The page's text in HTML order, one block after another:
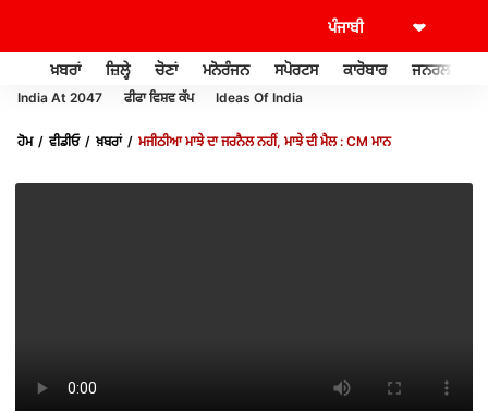
ਖ਼ਬਰਾਂ ਜ਼ਿਲ੍ਹੇ ਚੋਣਾਂ ਮਨੋਰੰਜਨ ਸਪੋਰਟਸ ਕਾਰੋਬਾਰ ਜਨਰਲ ਨੌਲਜ
India At 2047 ਫੀਫਾ ਵਿਸ਼ਵ ਕੱਪ Ideas Of India
ਹੋਮ ਵੀਡੀਓ ਖ਼ਬਰਾਂ ਮਜੀਠੀਆ ਮਾਝੇ ਦਾ ਜਰਨੈਲ ਨਹੀਂ, ਮਾਝੇ ਦੀ ਮੈਲ : CM ਮਾਨ